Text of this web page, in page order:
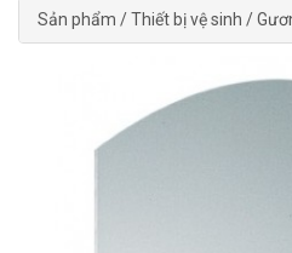
Sản phẩm /Thiết bị vệ sinh /